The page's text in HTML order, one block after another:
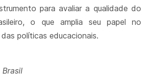
para avaliar a qualidade do
o que amplia seu papel no
políticas educacionais.
Brasil